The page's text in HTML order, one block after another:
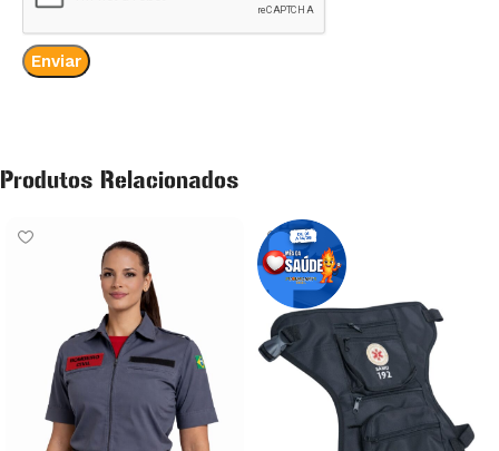
Produtos Relacionados